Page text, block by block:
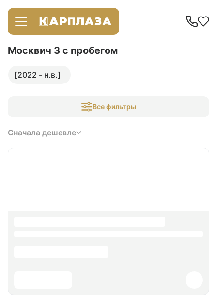
Москвич 3 с пробегом
[2022 - н.в.]
Все фильтры
Сначала дешевле